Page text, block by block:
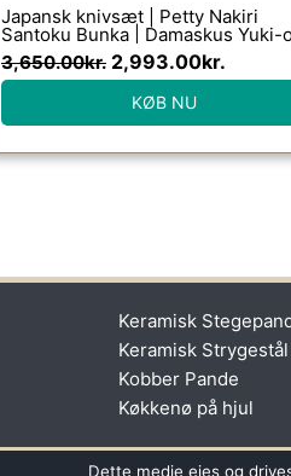
Japansk knivsæt | Petty Nakiri
Santoku Bunka | Damaskus Yuki-
3,650.00kr. 2,993.00kr.
KØB NU
Keramisk
Keramisk Strygestål
Kobber Pande
Køkkenø på hjul
Dette medie ejes og